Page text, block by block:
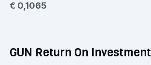
€ 0,1065
GUN Return On Investment